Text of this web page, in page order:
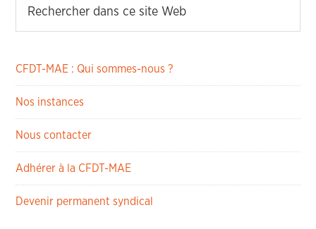
CFDT-MAE : Qui sommes-nous ?
Nos instances
Nous contacter
Adhérer à la CFDT-MAE
Devenir permanent syndical